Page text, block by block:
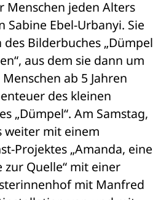
Menschen jeden Alters
Ebel-Urbanyi. Sie
Bilderbuches „Dümpel
aus dem sie dann um
ab 5 Jahren
des kleinen
„Dümpel“. Am Samstag,
weiter mit einem
Projektes „Amanda, eine
zur Quelle“ mit einer
mit Manfred